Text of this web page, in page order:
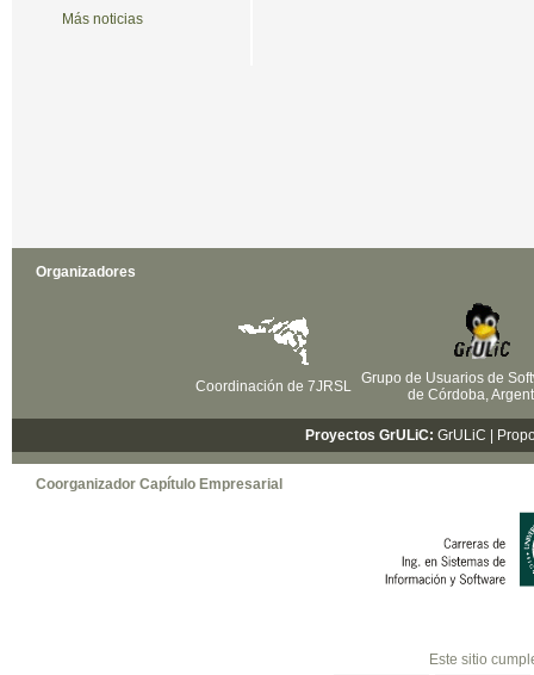
Más noticias
Organizadores
Coordinación de 7JRSL
Grupo de Usuarios de
de Córdoba,
Proyectos GrULiC: GrULiC |
Coorganizador Capítulo Empresarial
Este sitio